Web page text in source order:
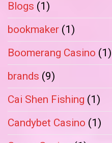
Blogs (1)
bookmaker (1)
Boomerang Casino (1)
brands (9)
Cai Shen Fishing (1)
Candybet Casino (1)